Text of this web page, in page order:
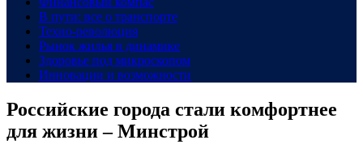
В пути: все о транспорте
Техно-революция
Рынок жилья в динамике
Здоровье под микроскопом
Инновации и возможности
Российские города стали комфортнее
для жизни – Минстрой